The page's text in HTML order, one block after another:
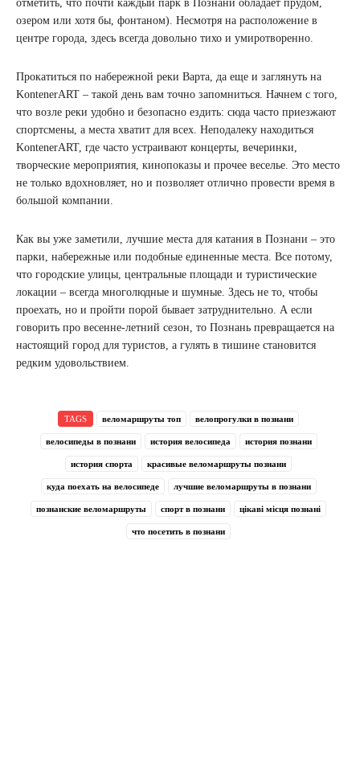
отметить, что почти каждый парк в Познани обладает прудом,
озером или хотя бы, фонтаном). Несмотря на расположение в
центре города, здесь всегда довольно тихо и умиротворенно.
Прокатиться по набережной реки Варта, да еще и заглянуть на
KontenerART – такой день вам точно запомниться. Начнем с того,
что возле реки удобно и безопасно ездить: сюда часто приезжают
спортсмены, а места хватит для всех. Неподалеку находиться
KontenerART, где часто устраивают концерты, вечеринки,
творческие мероприятия, кинопоказы и прочее веселье. Это место
не только вдохновляет, но и позволяет отлично провести время в
большой компании.
Как вы уже заметили, лучшие места для катания в Познани – это
парки, набережные или подобные единенные места. Все потому,
что городские улицы, центральные площади и туристические
локации – всегда многолюдные и шумные. Здесь не то, чтобы
проехать, но и пройти порой бывает затруднительно. А если
говорить про весенне-летний сезон, то Познань превращается на
настоящий город для туристов, а гулять в тишине становится
редким удовольствием.
TAGS веломаршруты топ велопрогулки в познани
велосипеды в познани история велосипеда история познани
история спорта красивые веломаршруты познани
куда поехать на велосипеде лучшие веломаршруты в познани
познанские веломаршруты спорт в познани цікаві місця познані
что посетить в познани